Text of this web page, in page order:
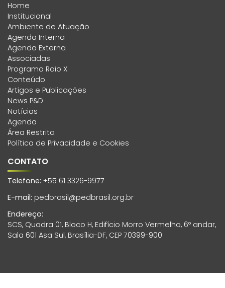
Home
Institucional
Ambiente de Atuação
Agenda Interna
Agenda Externa
Associadas
Programa Raio X
Conteúdo
Artigos e Publicações
News P&D
Notícias
Agenda
Área Restrita
Política de Privacidade e Cookies
CONTATO
Telefone: +55 61 3326-9977
E-mail: pedbrasil@pedbrasil.org.br
Endereço:
SCS, Quadra 01, Bloco H, Edifício Morro Vermelho, 6º andar,
Sala 601 Asa Sul, Brasília-DF, CEP 70399-900